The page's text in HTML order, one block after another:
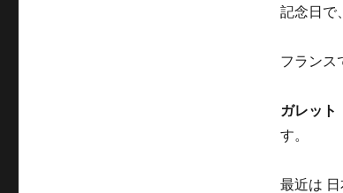
記念日で、
フランス
ガレット
す。
最近は